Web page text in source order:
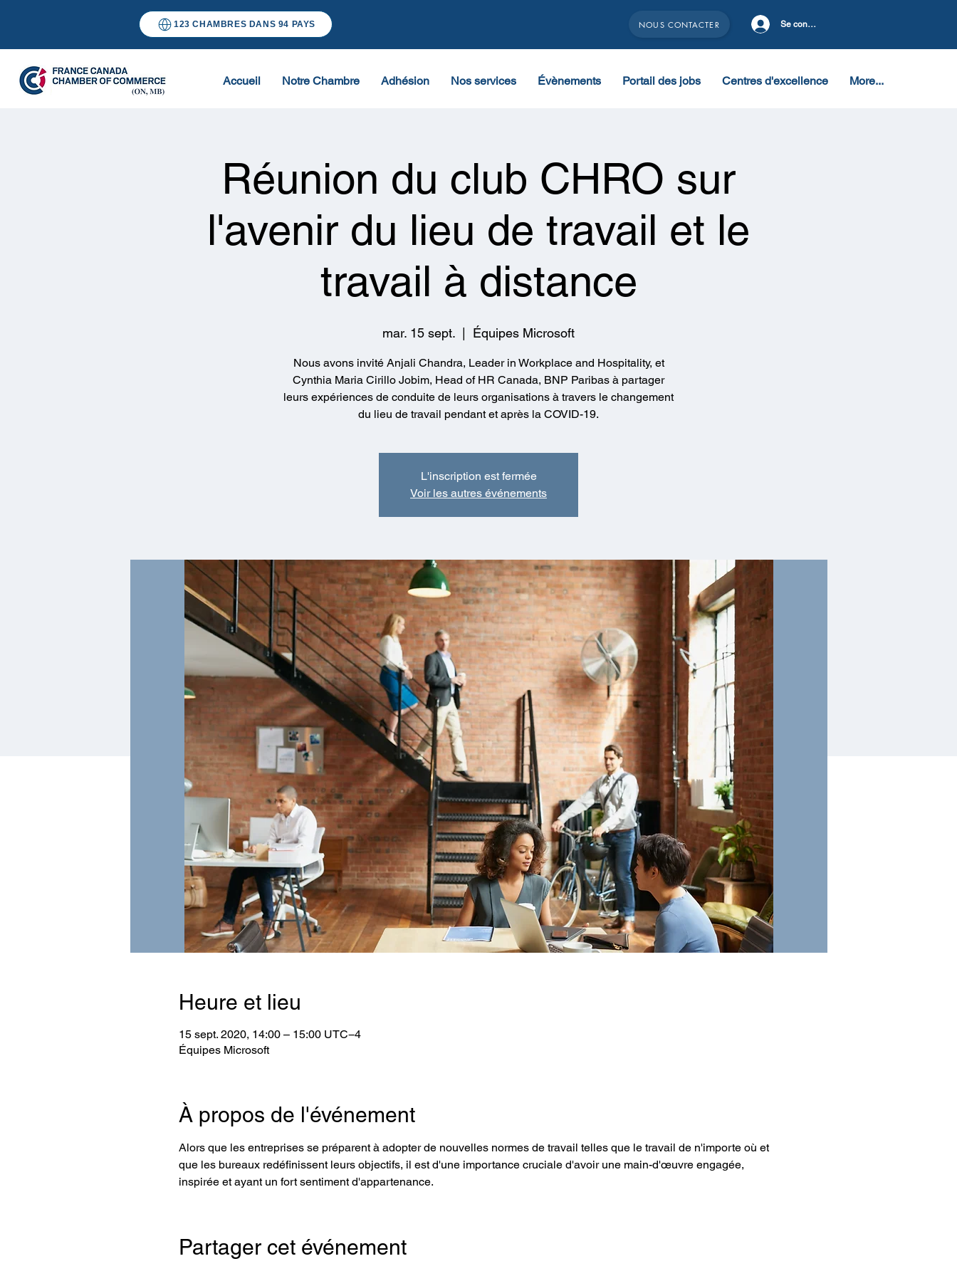
123 CHAMBRES DANS 94 PAYS NOUS CONTACTER Se connecter
Accueil Notre Chambre Adhésion Nos services Évènements Portail des jobs Centres d'excellence More...
Réunion du club CHRO sur
l'avenir du lieu de travail et le
travail à distance
mar. 15 sept. Équipes Microsoft
Nous avons invité Anjali Chandra, Leader in Workplace and Hospitality, et
Cynthia Maria Cirillo Jobim, Head of HR Canada, BNP Paribas à partager
leurs expériences de conduite de leurs organisations à travers le changement
du lieu de travail pendant et après la COVID-19.
L'inscription est fermée
Voir les autres événements
Heure et lieu
15 sept. 2020, 14:00 – 15:00 UTC−4
Équipes Microsoft
À propos de l'événement
Alors que les entreprises se préparent à adopter de nouvelles normes de travail telles que le travail de n'importe où et
que les bureaux redéfinissent leurs objectifs, il est d'une importance cruciale d'avoir une main-d'œuvre engagée,
inspirée et ayant un fort sentiment d'appartenance.
Partager cet événement